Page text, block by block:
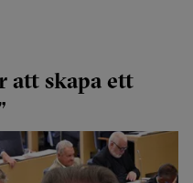
att skapa ett